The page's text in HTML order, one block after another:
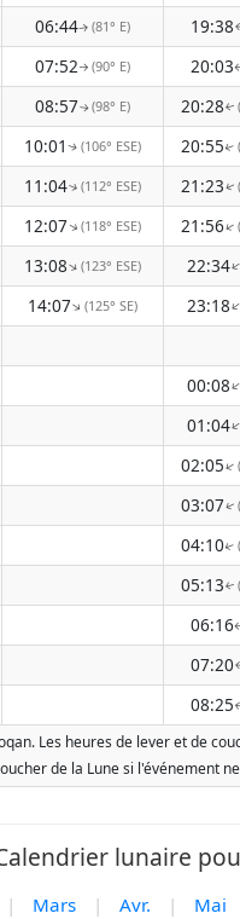
06:44↑(81° E) 19:38
07:52↑ (90° E) 20:03
08:57↑(98° E) 20:28↑
10:01 ↑(106° ESE) 20:55↑
11:04↑(112° ESE) 21:23↑
12:07↑(118° ESE) 21:56↑
13:08↑(123° ESE) 22:34
14:07↑(125° SE) 23:18
00:08
01:04
02:05↑
03:07↑
04:10↑
05:13↑
06:16
07:20
08:25
Les heures de lever et de
de la Lune si l'événement
lunaire
| Mars | Avr. | Mai